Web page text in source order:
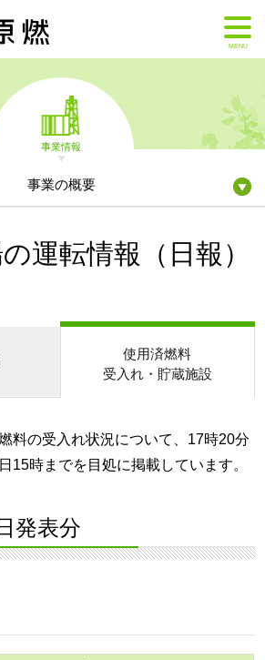
MENU
事業情報
事業の概要
運転情報（日報）
使用済燃料
受入れ・貯蔵施設
料の受入れ状況について、17時20分
15時までを目処に掲載しています。
発表分